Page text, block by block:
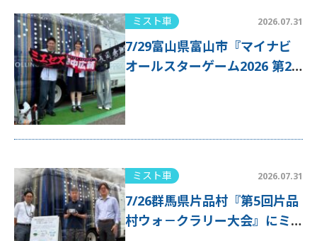
ミスト車 2026.07.31
7/29富山県富山市『マイナビ
オールスターゲーム2026 第2
戦』にミスト車が出動！
ミスト車 2026.07.31
7/26群馬県片品村『第5回片品
村ウォ－クラリー大会』にミ